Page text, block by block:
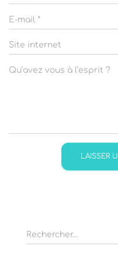
E-mail *
Site internet
Qu’avez vous à l’esprit ?
R
e
Rechercher…